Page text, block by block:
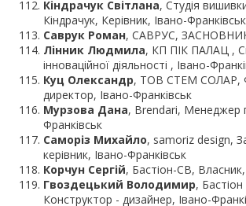
Кіндрачук Світлана, Студія
Кіндрачук, Керівник, Івано-Франківськ
Саврук Роман, САВРУС,
Лінник Людмила, КП ПІК ПАЛАЦ ,
інноваційної діяльності , Івано-
Куц Олександр, ТОВ СТЕМ СОЛАР,
директор, Івано-Франківськ
Мурзова Дана, Brendari, Менеджер
Франківськ
Саморіз Михайло, samoriz design,
керівник, Івано-Франківськ
Корчун Сергій, Бастіон-СВ,
Гвоздецький Володимир,
Конструктор - дизайнер, Івано-